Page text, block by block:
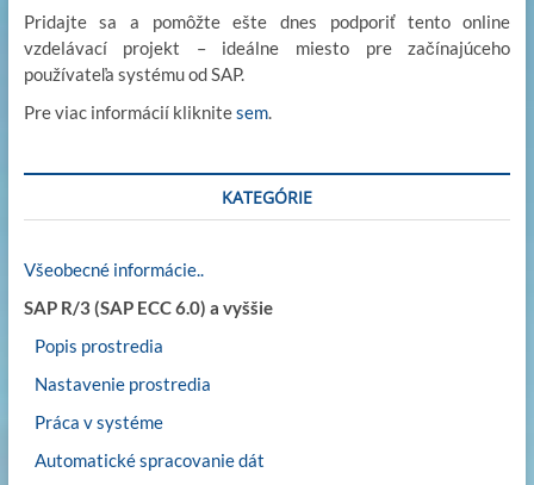
Pridajte sa a pomôžte ešte dnes podporiť tento online
vzdelávací projekt – ideálne miesto pre začínajúceho
používateľa systému od SAP.
Pre viac informácií kliknitesem.
KATEGÓRIE
Všeobecné informácie..
SAP R/3 (SAP ECC 6.0) a vyššie
Popis prostredia
Nastavenie prostredia
Práca v systéme
Automatické spracovanie dát